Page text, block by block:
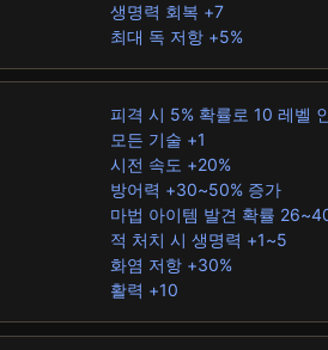
생명력 회복 +7
최대 독 저항 +5%
피격 시 5% 확률로 10 레벨
모든 기술 +1
시전 속도 +20%
방어력 +30~50% 증가
마법 아이템 발견 확률
적 처치 시 생명력 +1~5
화염 저항 +30%
활력 +10